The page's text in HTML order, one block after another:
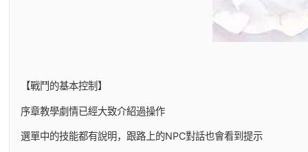
【戰鬥的基本控制】
序章教學劇情已經大致介紹過操作
選單中的技能都有說明，跟路上的NPC對話也會看到提示